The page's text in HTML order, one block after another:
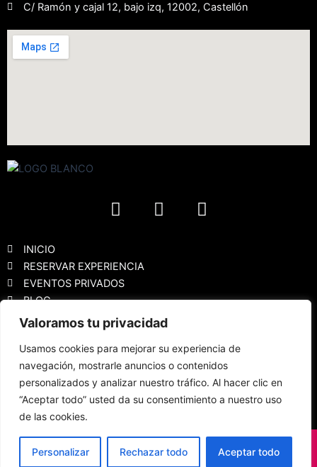
Valoramos tu privacidad
Usamos cookies para mejorar su experiencia de
navegación, mostrarle anuncios o contenidos
personalizados y analizar nuestro tráfico. Al hacer clic en
“Aceptar todo” usted da su consentimiento a nuestro uso
de las cookies.
Personalizar Rechazar todo Aceptar todo
C/ Ramón y cajal 12, bajo izq, 12002, Castellón
F
a
b
o
o
k
I
n
r
a
m
Y
o
e
INICIO
RESERVAR EXPERIENCIA
EVENTOS PRIVADOS
BLOG
Política de privacidad
Aviso Legal
Política de cookies
Declaración de accesibilidad
FAQS
Vino Dalí 2023 / Todos los derechos reservados © copyright